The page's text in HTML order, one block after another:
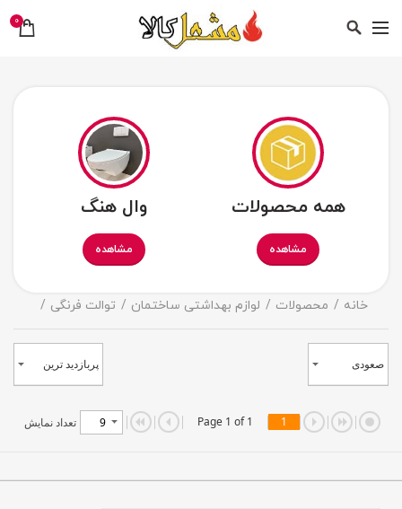
0
همه محصولات
مشاهده
وال هنگ
مشاهده
خانه محصولات لوازم بهداشتی ساختمان توالت فرنگی
تعداد نمایش Page 1 of 1 1